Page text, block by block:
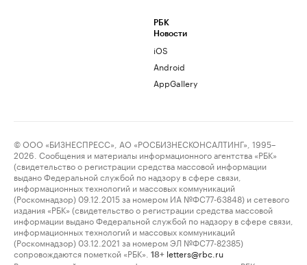
РБК
Новости
iOS
Android
AppGallery
© ООО «БИЗНЕСПРЕСС», АО «РОСБИЗНЕСКОНСАЛТИНГ», 1995–
2026. Сообщения и материалы информационного агентства «РБК»
(свидетельство о регистрации средства массовой информации
выдано Федеральной службой по надзору в сфере связи,
информационных технологий и массовых коммуникаций
(Роскомнадзор) 09.12.2015 за номером ИА №ФС77-63848) и сетевого
издания «РБК» (свидетельство о регистрации средства массовой
информации выдано Федеральной службой по надзору в сфере связи,
информационных технологий и массовых коммуникаций
(Роскомнадзор) 03.12.2021 за номером ЭЛ №ФС77-82385)
сопровождаются пометкой «РБК».
18+ letters@rbc.ru